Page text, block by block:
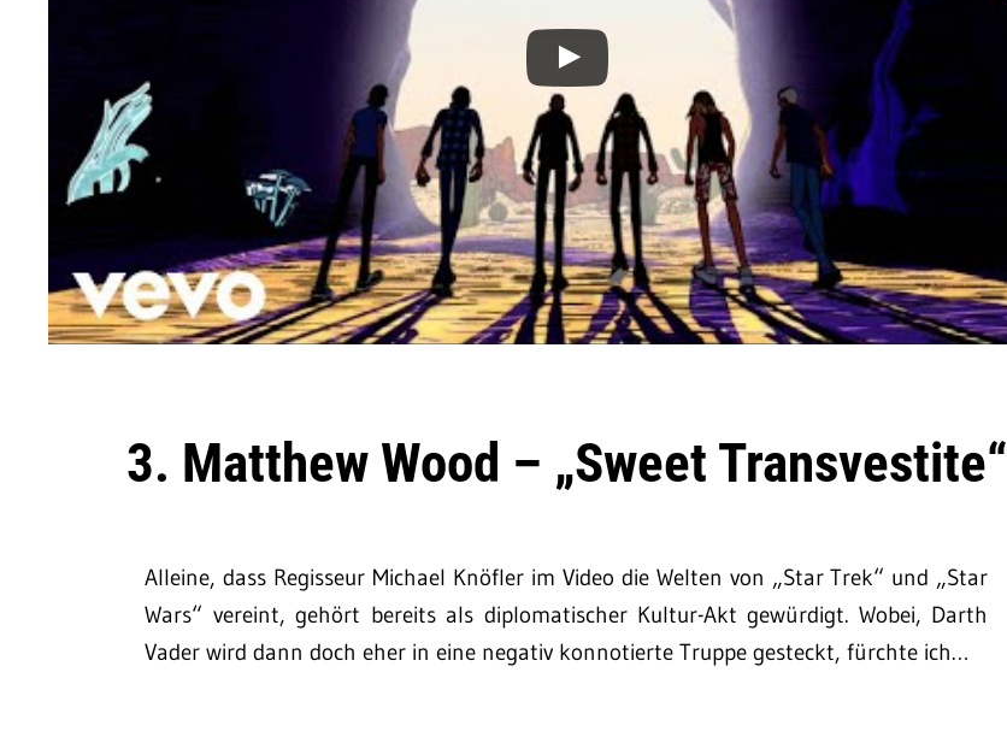
3. Matthew Wood – „Sweet Transvestite“
Alleine, dass Regisseur Michael Knöfler im Video die Welten von „Star Trek“ und „Star
Wars“ vereint, gehört bereits als diplomatischer Kultur-Akt gewürdigt. Wobei, Darth
Vader wird dann doch eher in eine negativ konnotierte Truppe gesteckt, fürchte ich…